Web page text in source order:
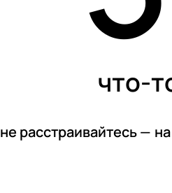
что-
не расстраивайтесь — на